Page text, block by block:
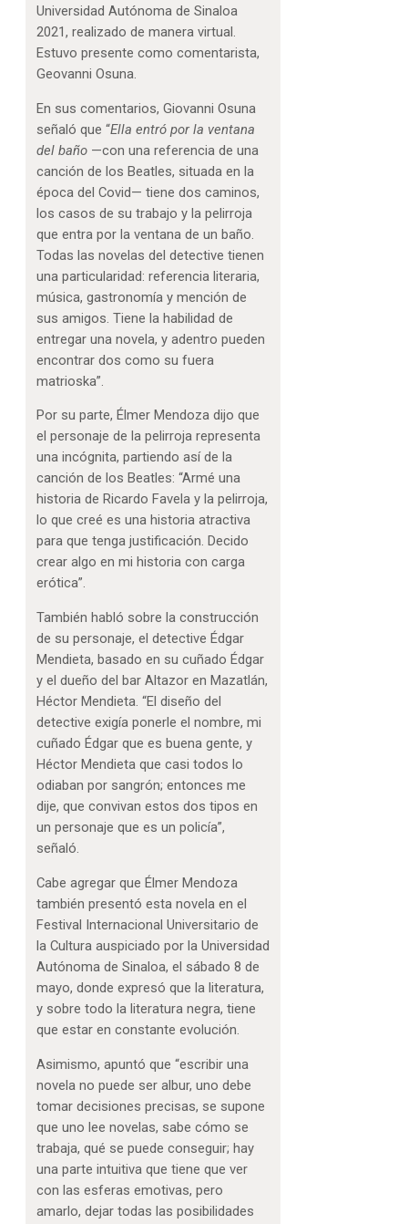
Universidad Autónoma de Sinaloa
2021, realizado de manera virtual.
Estuvo presente como comentarista,
Geovanni Osuna.
En sus comentarios, Giovanni Osuna
señaló que “Ella entró por la ventana
del baño—con una referencia de una
canción de los Beatles, situada en la
época del Covid— tiene dos caminos,
los casos de su trabajo y la pelirroja
que entra por la ventana de un baño.
Todas las novelas del detective tienen
una particularidad: referencia literaria,
música, gastronomía y mención de
sus amigos. Tiene la habilidad de
entregar una novela, y adentro pueden
encontrar dos como su fuera
matrioska”.
Por su parte, Élmer Mendoza dijo que
el personaje de la pelirroja representa
una incógnita, partiendo así de la
canción de los Beatles: “Armé una
historia de Ricardo Favela y la pelirroja,
lo que creé es una historia atractiva
para que tenga justificación. Decido
crear algo en mi historia con carga
erótica”.
También habló sobre la construcción
de su personaje, el detective Édgar
Mendieta, basado en su cuñado Édgar
y el dueño del bar Altazor en Mazatlán,
Héctor Mendieta. “El diseño del
detective exigía ponerle el nombre, mi
cuñado Édgar que es buena gente, y
Héctor Mendieta que casi todos lo
odiaban por sangrón; entonces me
dije, que convivan estos dos tipos en
un personaje que es un policía”,
señaló.
Cabe agregar que Élmer Mendoza
también presentó esta novela en el
Festival Internacional Universitario de
la Cultura auspiciado por la Universidad
Autónoma de Sinaloa, el sábado 8 de
mayo, donde expresó que la literatura,
y sobre todo la literatura negra, tiene
que estar en constante evolución.
Asimismo, apuntó que “escribir una
novela no puede ser albur, uno debe
tomar decisiones precisas, se supone
que uno lee novelas, sabe cómo se
trabaja, qué se puede conseguir; hay
una parte intuitiva que tiene que ver
con las esferas emotivas, pero
amarlo, dejar todas las posibilidades